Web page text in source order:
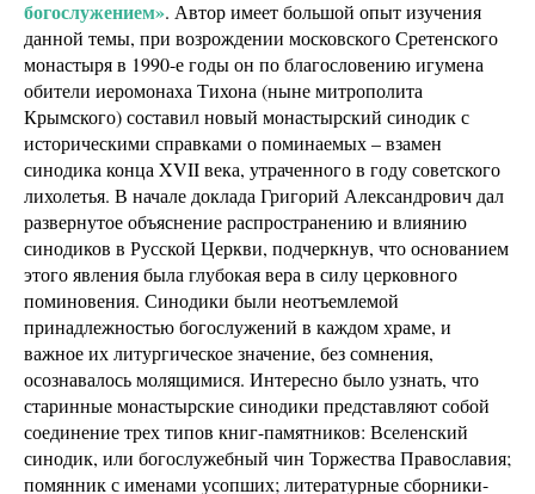
богослужением». Автор имеет большой опыт изучения
данной темы, при возрождении московского Сретенского
монастыря в 1990-е годы он по благословению игумена
обители иеромонаха Тихона (ныне митрополита
Крымского) составил новый монастырский синодик с
историческими справками о поминаемых – взамен
синодика конца XVII века, утраченного в году советского
лихолетья. В начале доклада Григорий Александрович дал
развернутое объяснение распространению и влиянию
синодиков в Русской Церкви, подчеркнув, что основанием
этого явления была глубокая вера в силу церковного
поминовения. Синодики были неотъемлемой
принадлежностью богослужений в каждом храме, и
важное их литургическое значение, без сомнения,
осознавалось молящимися. Интересно было узнать, что
старинные монастырские синодики представляют собой
соединение трех типов книг-памятников: Вселенский
синодик, или богослужебный чин Торжества Православия;
помянник с именами усопших; литературные сборники-